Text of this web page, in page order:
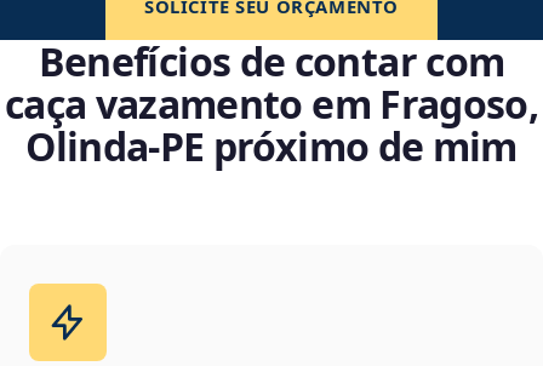
SOLICITE SEU ORÇAMENTO
Benefícios de contar com
caça vazamento em Fragoso,
Olinda‑PE próximo de mim